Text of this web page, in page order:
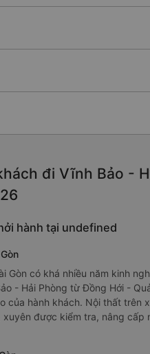
đi Vĩnh Bảo -
hành tại undefined
Gòn có khá nhiều năm kinh
- Hải Phòng từ Đồng Hới -
của hành khách. Nội thất trên
được kiểm tra, nâng cấp